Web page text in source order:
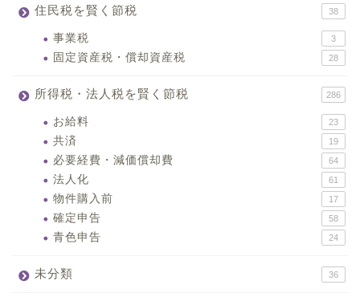
住民税を賢く節税 38
事業税 3
固定資産税・償却資産税 28
所得税・法人税を賢く節税 286
お給料 23
共済 19
必要経費・減価償却費 64
法人化 61
物件購入前 17
確定申告 58
青色申告 24
未分類 36